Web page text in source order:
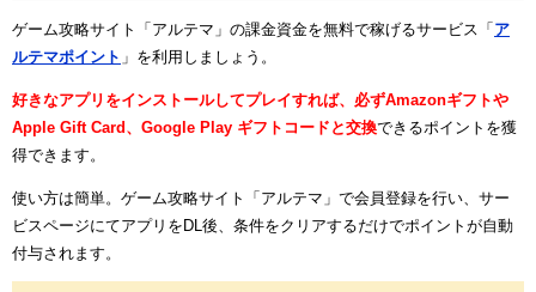
ゲーム攻略サイト「アルテマ」の課金資金を無料で稼げるサービス「 ア
ルテマポイント 」を利用しましょう。
好きなアプリをインストールしてプレイすれば、必ずAmazonギフトや
Apple Gift Card、Google Play ギフトコードと交換できるポイントを獲
得できます。
使い方は簡単。ゲーム攻略サイト「アルテマ」で会員登録を行い、サー
ビスページにてアプリをDL後、条件をクリアするだけでポイントが自動
付与されます。